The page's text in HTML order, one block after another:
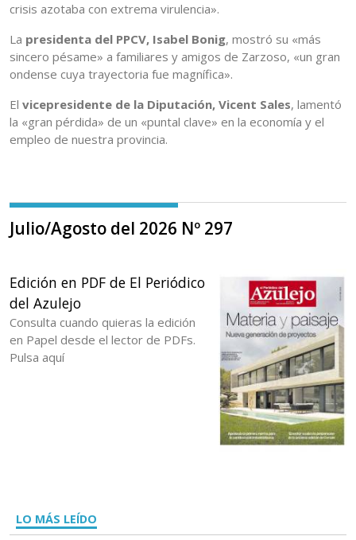
crisis azotaba con extrema virulencia».
La presidenta del PPCV, Isabel Bonig, mostró su «más
sincero pésame» a familiares y amigos de Zarzoso, «un gran
ondense cuya trayectoria fue magnífica».
El vicepresidente de la Diputación, Vicent Sales, lamentó
la «gran pérdida» de un «puntal clave» en la economía y el
empleo de nuestra provincia.
Julio/Agosto del 2026 Nº 297
Edición en PDF de El Periódico
del Azulejo
Consulta cuando quieras la edición
en Papel desde el lector de PDFs.
Pulsa aquí
LO MÁS LEÍDO